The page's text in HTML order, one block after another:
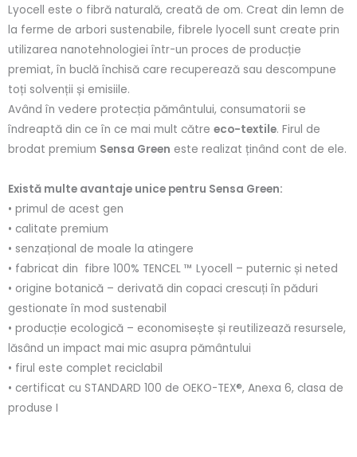
Lyocell este o fibră naturală, creată de om. Creat din lemn de
la ferme de arbori sustenabile, fibrele lyocell sunt create prin
utilizarea nanotehnologiei într-un proces de producție
premiat, în buclă închisă care recuperează sau descompune
toți solvenții și emisiile.
Având în vedere protecția pământului, consumatorii se
îndreaptă din ce în ce mai mult către eco-textile. Firul de
brodat premium Sensa Green este realizat ținând cont de ele.
Există multe avantaje unice pentru Sensa Green:
• primul de acest gen
• calitate premium
• senzațional de moale la atingere
• fabricat din fibre 100% TENCEL ™ Lyocell – puternic și neted
• origine botanică – derivată din copaci crescuți în păduri
gestionate în mod sustenabil
• producție ecologică – economisește și reutilizează resursele,
lăsând un impact mai mic asupra pământului
• firul este complet reciclabil
• certificat cu STANDARD 100 de OEKO-TEX®, Anexa 6, clasa de
produse I